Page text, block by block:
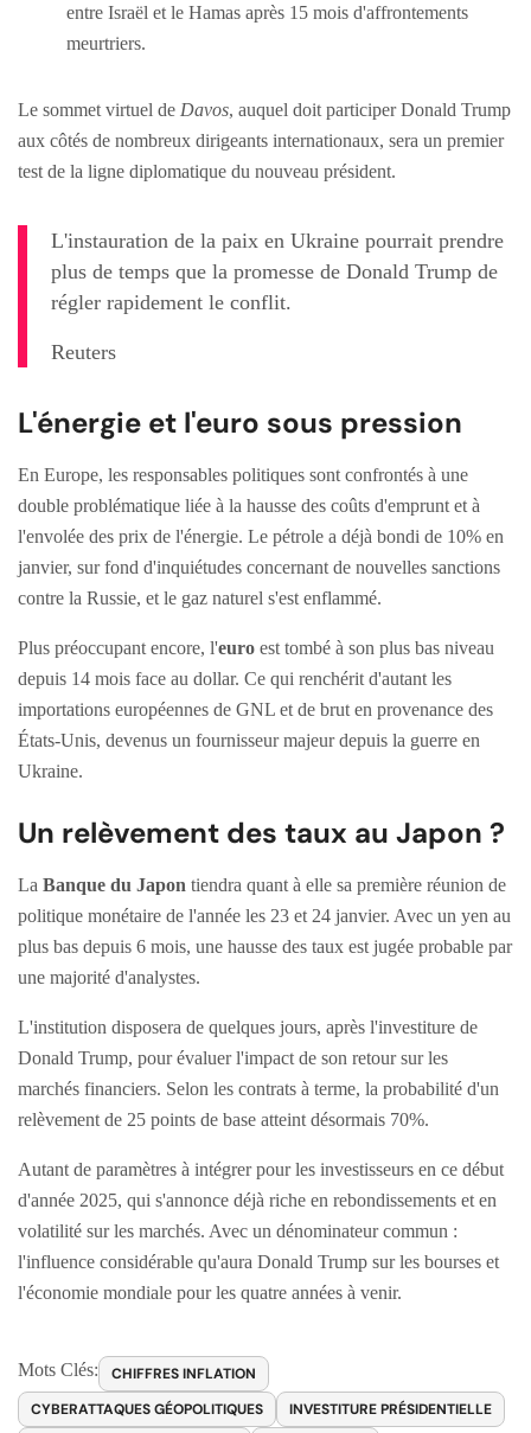
entre Israël et le Hamas après 15 mois d'affrontements
meurtriers.
Le sommet virtuel de Davos, auquel doit participer Donald Trump
aux côtés de nombreux dirigeants internationaux, sera un premier
test de la ligne diplomatique du nouveau président.
L'instauration de la paix en Ukraine pourrait prendre
plus de temps que la promesse de Donald Trump de
régler rapidement le conflit.
Reuters
L'énergie et l'euro sous pression
En Europe, les responsables politiques sont confrontés à une
double problématique liée à la hausse des coûts d'emprunt et à
l'envolée des prix de l'énergie. Le pétrole a déjà bondi de 10% en
janvier, sur fond d'inquiétudes concernant de nouvelles sanctions
contre la Russie, et le gaz naturel s'est enflammé.
Plus préoccupant encore, l'euro est tombé à son plus bas niveau
depuis 14 mois face au dollar. Ce qui renchérit d'autant les
importations européennes de GNL et de brut en provenance des
États-Unis, devenus un fournisseur majeur depuis la guerre en
Ukraine.
Un relèvement des taux au Japon ?
La Banque du Japon tiendra quant à elle sa première réunion de
politique monétaire de l'année les 23 et 24 janvier. Avec un yen au
plus bas depuis 6 mois, une hausse des taux est jugée probable par
une majorité d'analystes.
L'institution disposera de quelques jours, après l'investiture de
Donald Trump, pour évaluer l'impact de son retour sur les
marchés financiers. Selon les contrats à terme, la probabilité d'un
relèvement de 25 points de base atteint désormais 70%.
Autant de paramètres à intégrer pour les investisseurs en ce début
d'année 2025, qui s'annonce déjà riche en rebondissements et en
volatilité sur les marchés. Avec un dénominateur commun :
l'influence considérable qu'aura Donald Trump sur les bourses et
l'économie mondiale pour les quatre années à venir.
Mots Clés:
CHIFFRES INFLATION
CYBERATTAQUES GÉOPOLITIQUES
INVESTITURE PRÉSIDENTIELLE